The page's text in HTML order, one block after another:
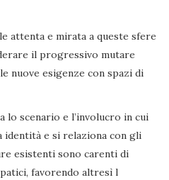
attenta e mirata a queste sfere
il progressivo mutare
nuove esigenze con spazi di
lo scenario e l’involucro in cui
identità e si relaziona con gli
esistenti sono carenti di
favorendo altresì l